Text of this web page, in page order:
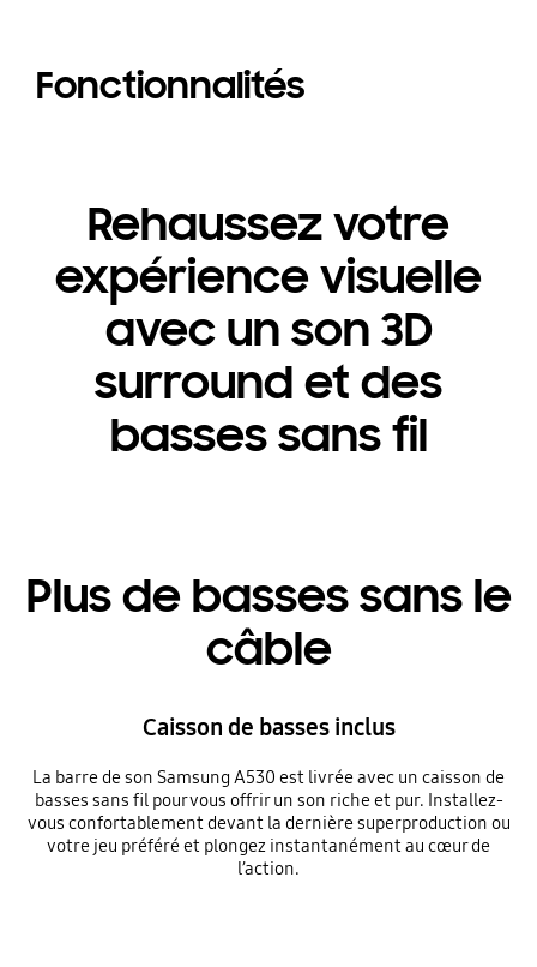
Fonctionnalités
Rehaussez votre
expérience visuelle
avec un son 3D
surround et des
basses sans fil
Plus de basses sans le
câble
Caisson de basses inclus
La barre de son Samsung A530 est livrée avec un caisson de
basses sans fil pour vous offrir un son riche et pur. Installez-
vous confortablement devant la dernière superproduction ou
votre jeu préféré et plongez instantanément au cœur de
l’action.